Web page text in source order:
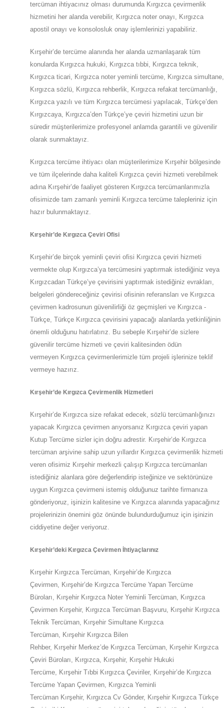
tercüman ihtiyacınız olması durumunda Kırgızca çevirmenlik
hizmetini her alanda verebilir, Kırgızca noter onayı, Kırgızca
apostil onayı ve konsolosluk onay işlemlerinizi yapabiliriz.
Kırşehir’de tercüme alanında her alanda uzmanlaşarak tüm
konularda Kırgızca hukuki, Kırgızca tıbbi, Kırgızca teknik,
Kırgızca ticari, Kırgızca noter yeminli tercüme, Kırgızca simultane,
Kırgızca sözlü, Kırgızca rehberlik, Kırgızca refakat tercümanlığı,
Kırgızca yazılı ve tüm Kırgızca tercümesi yapılacak, Türkçe’den
Kırgızcaya, Kırgızca’den Türkçe’ye çeviri hizmetini uzun bir
süredir müşterilerimize profesyonel anlamda garantili ve güvenilir
olarak sunmaktayız.
Kırgızca tercüme ihtiyacı olan müşterilerimize Kırşehir bölgesinde
ve tüm ilçelerinde daha kaliteli Kırgızca çeviri hizmeti verebilmek
adına Kırşehir’de faaliyet gösteren Kırgızca tercümanlarımızla
ofisimizde tam zamanlı yeminli Kırgızca tercüme talepleriniz için
hazır bulunmaktayız.
Kırşehir’de Kırgızca Çeviri Ofisi
Kırşehir’de birçok yeminli çeviri ofisi Kırgızca çeviri hizmeti
vermekte olup Kırgızca’ya tercümesini yaptırmak istediğiniz veya
Kırgızcadan Türkçe’ye çevirisini yaptırmak istediğiniz evrakları,
belgeleri göndereceğiniz çevirisi ofisinin referansları ve Kırgızca
çevirmen kadrosunun güvenilirliği öz geçmişleri ve Kırgızca -
Türkçe, Türkçe Kırgızca çevirisini yapacağı alanlarda yetkinliğinin
önemli olduğunu hatırlatırız. Bu sebeple Kırşehir’de sizlere
güvenilir tercüme hizmeti ve çeviri kalitesinden ödün
vermeyen Kırgızca çevirmenlerimizle tüm projeli işlerinize teklif
vermeye hazırız.
Kırşehir’de Kırgızca Çevirmenlik Hizmetleri
Kırşehir’de Kırgızca size refakat edecek, sözlü tercümanlığınızı
yapacak Kırgızca çevirmen arıyorsanız Kırgızca çeviri yapan
Kutup Tercüme sizler için doğru adrestir. Kırşehir’de Kırgızca
tercüman arşivine sahip uzun yıllardır Kırgızca çevirmenlik hizmeti
veren ofisimiz Kırşehir merkezli çalışıp Kırgızca tercümanları
istediğiniz alanlara göre değerlendirip isteğinize ve sektörünüze
uygun Kırgızca çevirmeni istemiş olduğunuz tarihte firmanıza
gönderiyoruz, işinizin kalitesine ve Kırgızca alanında yapacağınız
projelerinizin önemini göz önünde bulundurduğumuz için işinizin
ciddiyetine değer veriyoruz.
Kırşehir’deki Kırgızca Çevirmen İhtiyaçlarınız
Kırşehir Kırgızca Tercüman, Kırşehir’de Kırgızca
Çevirmen, Kırşehir’de Kırgızca Tercüme Yapan Tercüme
Büroları, Kırşehir Kırgızca Noter Yeminli Tercüman, Kırgızca
Çevirmen Kırşehir, Kırgızca Tercüman Başvuru, Kırşehir Kırgızca
Teknik Tercüman, Kırşehir Simultane Kırgızca
Tercüman, Kırşehir Kırgızca Bilen
Rehber, Kırşehir Merkez’de Kırgızca Tercüman, Kırşehir Kırgızca
Çeviri Büroları, Kırgızca, Kırşehir, Kırşehir Hukuki
Tercüme, Kırşehir Tıbbi Kırgızca Çeviriler, Kırşehir’de Kırgızca
Tercüme Yapan Çevirmen, Kırgızca Yeminli
Tercüman Kırşehir, Kırgızca Cv Gönder, Kırşehir Kırgızca Türkçe